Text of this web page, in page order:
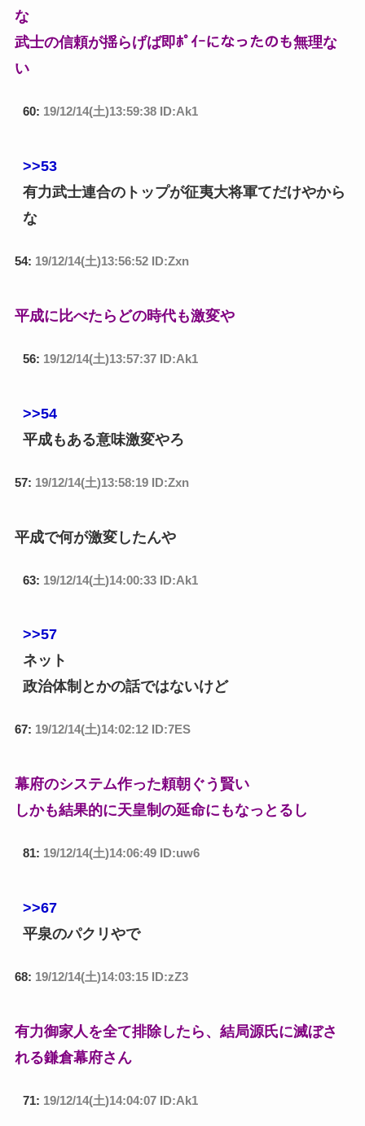
な
武士の信頼が揺らげば即ﾎﾟｲｰになったのも無理な
い
60: 19/12/14(土)13:59:38 ID:Ak1
>>53
有力武士連合のトップが征夷大将軍てだけやから
な
54: 19/12/14(土)13:56:52 ID:Zxn
平成に比べたらどの時代も激変や
56: 19/12/14(土)13:57:37 ID:Ak1
>>54
平成もある意味激変やろ
57: 19/12/14(土)13:58:19 ID:Zxn
平成で何が激変したんや
63: 19/12/14(土)14:00:33 ID:Ak1
>>57
ネット
政治体制とかの話ではないけど
67: 19/12/14(土)14:02:12 ID:7ES
幕府のシステム作った頼朝ぐう賢い
しかも結果的に天皇制の延命にもなっとるし
81: 19/12/14(土)14:06:49 ID:uw6
>>67
平泉のパクリやで
68: 19/12/14(土)14:03:15 ID:zZ3
有力御家人を全て排除したら、結局源氏に滅ぼさ
れる鎌倉幕府さん
71: 19/12/14(土)14:04:07 ID:Ak1